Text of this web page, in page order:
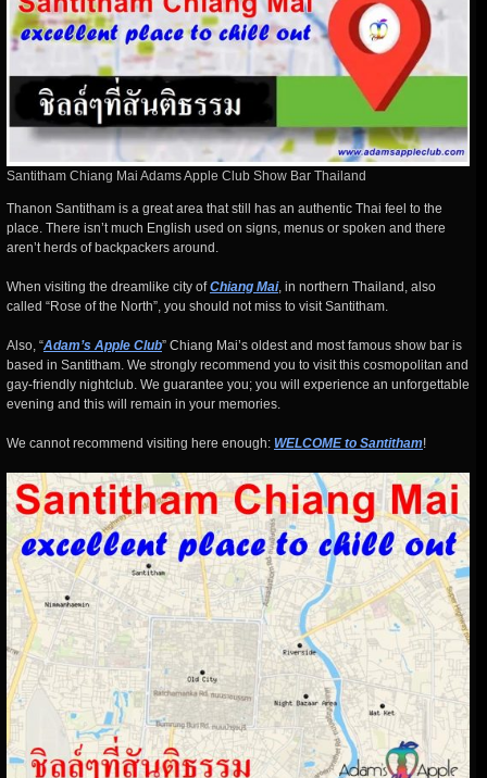
Santitham Chiang Mai Adams Apple Club Show Bar Thailand
Thanon Santitham is a great area that still has an authentic Thai feel to the
place. There isn’t much English used on signs, menus or spoken and there
aren’t herds of backpackers around.
When visiting the dreamlike city ofChiang Mai, in northern Thailand, also
called “Rose of the North”, you should not miss to visit Santitham.
Also, “Adam’s Apple Club” Chiang Mai’s oldest and most famous show bar is
based in Santitham. We strongly recommend you to visit this cosmopolitan and
gay-friendly nightclub. We guarantee you; you will experience an unforgettable
evening and this will remain in your memories.
We cannot recommend visiting here enough: WELCOME to Santitham!